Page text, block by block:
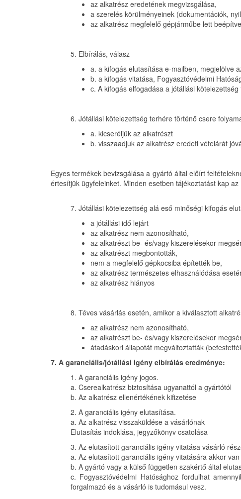
az alkatrész eredetének megvizsgálása,
a szerelés körülményeinek (dokumentációk,
az alkatrész megfelelő gépjárműbe lett beépítve
5. Elbírálás, válasz
a. a kifogás elutasítása e-mailben, megjelölve
b. a kifogás vitatása, Fogyasztóvédelmi
c. A kifogás elfogadása a jótállási
6. Jótállási kötelezettség terhére történő csere
a. kicseréljük az alkatrészt
b. visszaadjuk az alkatrész eredeti vételárát
Egyes termékek bevizsgálása a gyártó által előírt
értesítjük ügyfeleinket. Minden esetben tájékoztatást kap
7. Jótállási kötelezettség alá eső minőségi kifogás
a jótállási idő lejárt
az alkatrész nem azonosítható,
az alkatrészt be- és/vagy kiszerelésekor
az alkatrészt megbontották,
nem a megfelelő gépkocsiba építették be,
az alkatrész természetes elhasználódása
az alkatrész hiányos
8. Téves vásárlás esetén, amikor a kiválasztott
az alkatrész nem azonosítható,
az alkatrészt be- és/vagy kiszerelésekor
átadáskori állapotát megváltoztatták
7. A garanciális/jótállási igény elbírálás eredménye:
1. A garanciális igény jogos.
a. Cserealkatrész biztosítása ugyanattól a gyártótól
b. Az alkatrész ellenértékének kifizetése
2. A garanciális igény elutasítása.
a. Az alkatrész visszaküldése a vásárlónak
Elutasítás indoklása, jegyzőkönyv csatolása
3. Az elutasított garanciális igény vitatása vásárló
a. Az elutasított garanciális igény vitatására akkor
b. A gyártó vagy a külső független szakértő által
c. Fogyasztóvédelmi Hatósághoz fordulhat
forgalmazó és a vásárló is tudomásul vesz.